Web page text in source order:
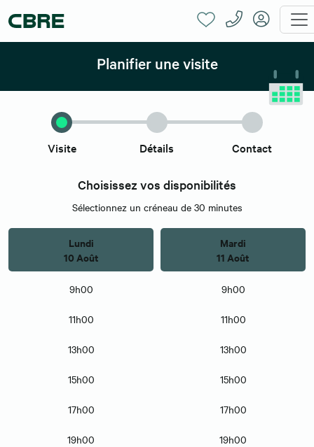
Planifier une visite
Visite Détails Contact
Choisissez vos disponibilités
Sélectionnez un créneau de 30 minutes
Lundi
10 Août
9h00
11h00
13h00
15h00
17h00
19h00
Mardi
11 Août
9h00
11h00
13h00
15h00
17h00
19h00